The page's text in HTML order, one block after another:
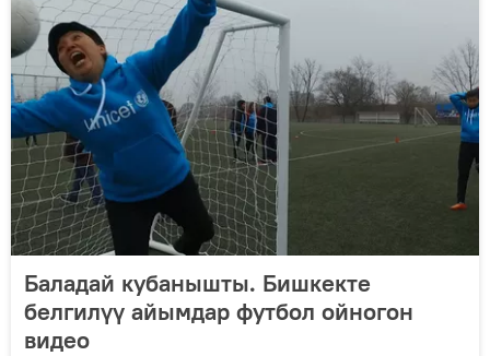
Баладай кубанышты. Бишкекте
белгилүү айымдар футбол ойногон
видео